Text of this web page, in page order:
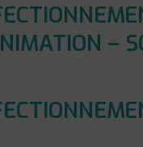
–